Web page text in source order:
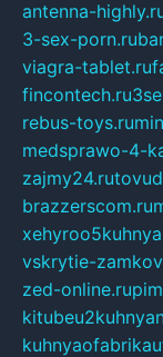
antenna-
3-sex-porn.ru
viagra-tablet.ru
fincontech.ru
rebus-toys.ru
medsprawo-4-
zajmy24.ru
brazzerscom.ru
vskrytie-
zed-online.ru